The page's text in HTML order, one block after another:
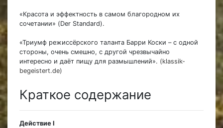
«Красота и эффектность в самом благородном их
сочетании» (Der Standard).
«Триумф режиссёрского таланта Барри Коски – с одной
стороны, очень смешно, с другой чрезвычайно
интересно и даёт пищу для размышлений». (klassik-
begeistert.de)
Краткое содержание
Действие I